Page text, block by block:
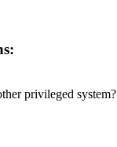
privileged system?